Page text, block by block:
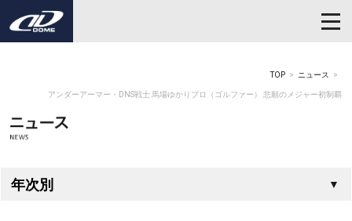
TOP ニュース
アンダーアーマー・DNS戦士 馬場ゆかりプロ（ゴルファー） 悲願のメジャー初制覇
年次別